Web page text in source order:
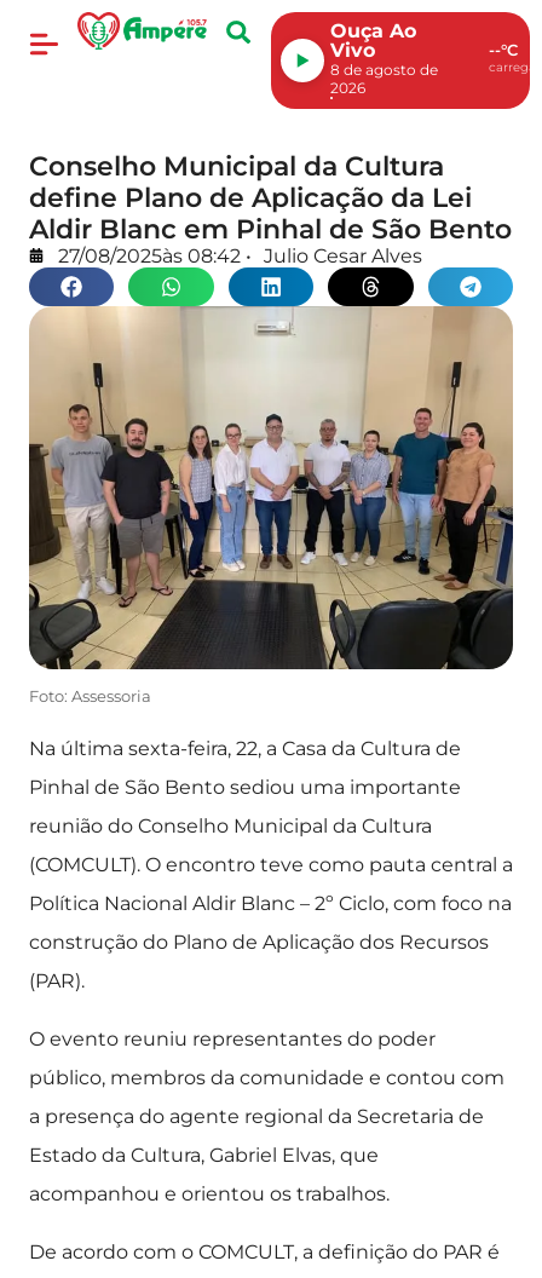
Ouça Ao
Vivo
8 de agosto de
2026
--°C
Conselho Municipal da Cultura
define Plano de Aplicação da Lei
Aldir Blanc em Pinhal de São Bento
27/08/2025às 08:42 • Julio Cesar Alves
Foto: Assessoria
Na última sexta-feira, 22, a Casa da Cultura de
Pinhal de São Bento sediou uma importante
reunião do Conselho Municipal da Cultura
(COMCULT). O encontro teve como pauta central a
Política Nacional Aldir Blanc – 2º Ciclo, com foco na
construção do Plano de Aplicação dos Recursos
(PAR).
O evento reuniu representantes do poder
público, membros da comunidade e contou com
a presença do agente regional da Secretaria de
Estado da Cultura, Gabriel Elvas, que
acompanhou e orientou os trabalhos.
De acordo com o COMCULT, a definição do PAR é